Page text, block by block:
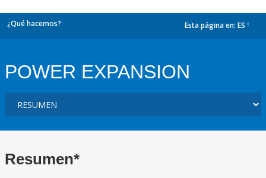
¿Qué hacemos? Esta página en: ES
POWER EXPANSION
Resumen*